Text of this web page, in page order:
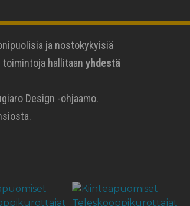
ja nostokykyisiä
hallitaan yhdestä
Design -ohjaamo.